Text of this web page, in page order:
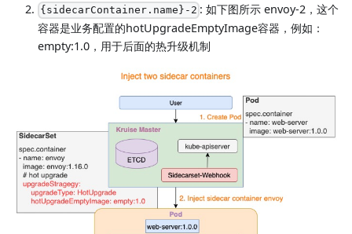
{sidecarContainer.name}-2 : 如下图所示 envoy-2，这个
容器是业务配置的hotUpgradeEmptyImage容器，例如：
empty:1.0，用于后面的热升级机制